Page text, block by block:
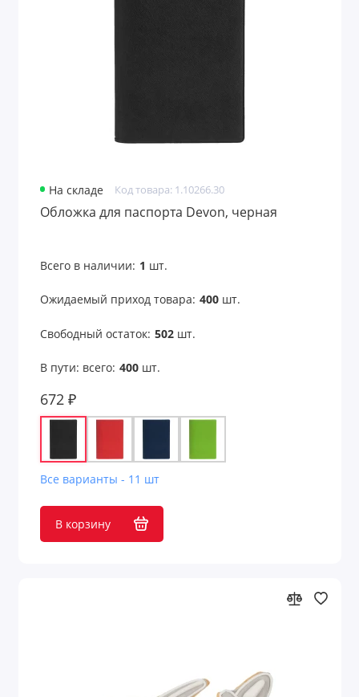
На складе Код товара: 1.10266.30
Обложка для паспорта Devon, черная
Всего в наличии: 1 шт.
Ожидаемый приход товара: 400шт.
Свободный остаток: 502шт.
В пути: всего: 400шт.
672 ₽
Все варианты - 11 шт
В корзину